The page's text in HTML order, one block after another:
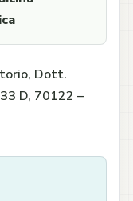
Dott.
D, 70122 –